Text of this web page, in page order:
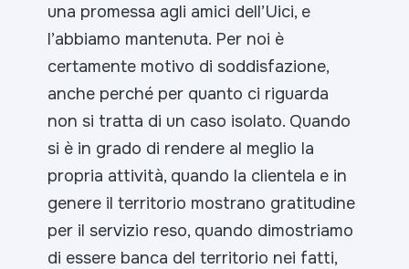
una promessa agli amici dell’Uici, e
l’abbiamo mantenuta. Per noi è
certamente motivo di soddisfazione,
anche perché per quanto ci riguarda
non si tratta di un caso isolato. Quando
si è in grado di rendere al meglio la
propria attività, quando la clientela e in
genere il territorio mostrano gratitudine
per il servizio reso, quando dimostriamo
di essere banca del territorio nei fatti,